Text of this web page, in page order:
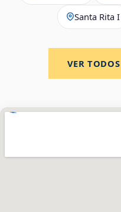
Santa Rita I
VER